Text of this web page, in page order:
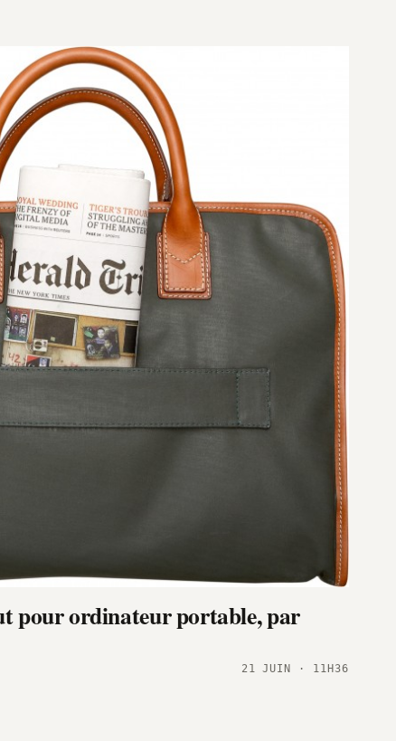
pour ordinateur portable, par
21 JUIN · 11H36